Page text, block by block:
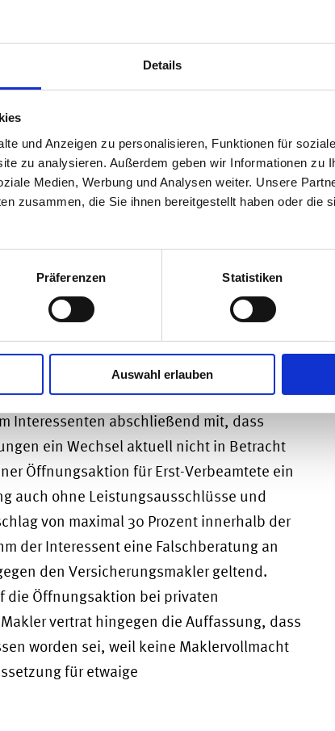
Details
und Anzeigen zu personalisieren, Funktionen für
zu analysieren. Außerdem geben wir Informationen zu
Medien, Werbung und Analysen weiter. Unsere
zusammen, die Sie ihnen bereitgestellt haben oder die
Präferenzen Statistiken
Auswahl erlauben
bestätigt jetzt, dass die Zeiten, in denen
und physisch Kontakt zu neuen
Allerdings birgt diese Entwicklung auch
keine Einbahnstraße, wie das Dresdner
der Frage auseinanderzusetzen, ob ein
einer Maklervollmacht
Fall hatte ein
Recherche seine Kontaktdaten auf der
Daraufhin hatte sich ein
gemeldet. Es folgte ein
Dabei ging es um den Wechsel der
Interessenten abschließend mit, dass
ein Wechsel aktuell nicht in Betracht
Öffnungsaktion für Erst-Verbeamtete ein
auch ohne Leistungsausschlüsse und
von maximal 30 Prozent innerhalb der
der Interessent eine Falschberatung an
den Versicherungsmakler geltend.
die Öffnungsaktion bei privaten
vertrat hingegen die Auffassung, dass
worden sei, weil keine Maklervollmacht
für etwaige